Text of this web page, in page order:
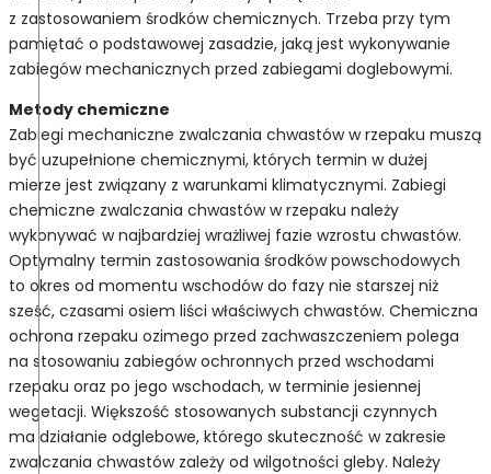
z zastosowaniem środków chemicznych. Trzeba przy tym
pamiętać o podstawowej zasadzie, jaką jest wykonywanie
zabiegów mechanicznych przed zabiegami doglebowymi.
Metody chemiczne
Zabiegi mechaniczne zwalczania chwastów w rzepaku muszą
być uzupełnione chemicznymi, których termin w dużej
mierze jest związany z warunkami klimatycznymi. Zabiegi
chemiczne zwalczania chwastów w rzepaku należy
wykonywać w najbardziej wrażliwej fazie wzrostu chwastów.
Optymalny termin zastosowania środków powschodowych
to okres od momentu wschodów do fazy nie starszej niż
sześć, czasami osiem liści właściwych chwastów. Chemiczna
ochrona rzepaku ozimego przed zachwaszczeniem polega
na stosowaniu zabiegów ochronnych przed wschodami
rzepaku oraz po jego wschodach, w terminie jesiennej
wegetacji. Większość stosowanych substancji czynnych
ma działanie odglebowe, którego skuteczność w zakresie
zwalczania chwastów zależy od wilgotności gleby. Należy